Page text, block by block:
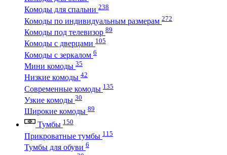
Комоды для спальни 238
Комоды по индивидуальным размерам 272
Комоды под телевизор 89
Комоды с дверцами 105
Комоды с зеркалом 6
Мини комоды 35
Низкие комоды 42
Современные комоды 135
Узкие комоды 30
Широкие комоды 89
Тумбы 150
Прикроватные тумбы 115
Тумбы для обуви 6